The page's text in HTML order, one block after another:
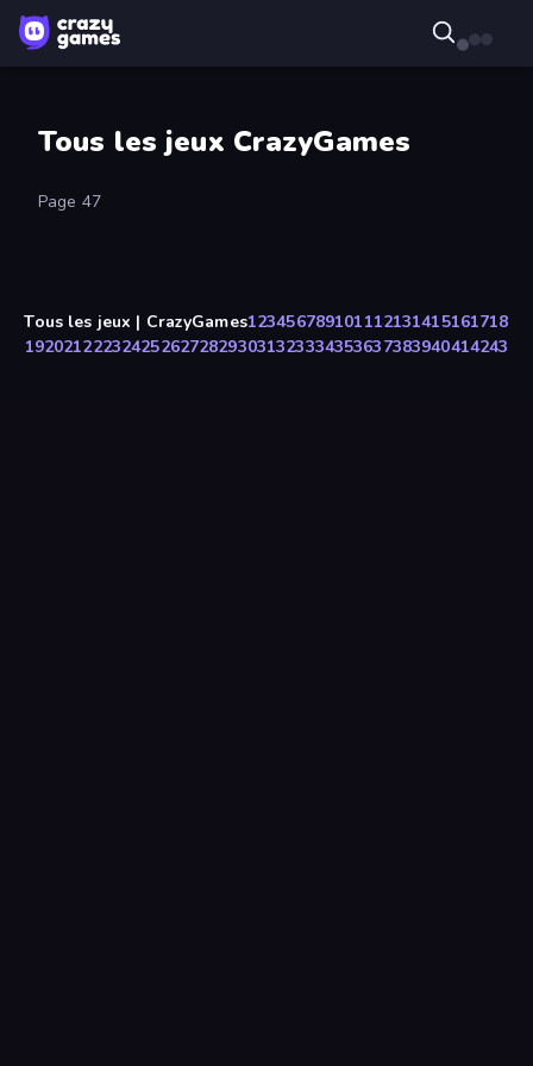
Tous les jeux CrazyGames
Page 47
Tous les jeux | CrazyGames123456789101112131415161718
19202122232425262728293031323334353637383940414243